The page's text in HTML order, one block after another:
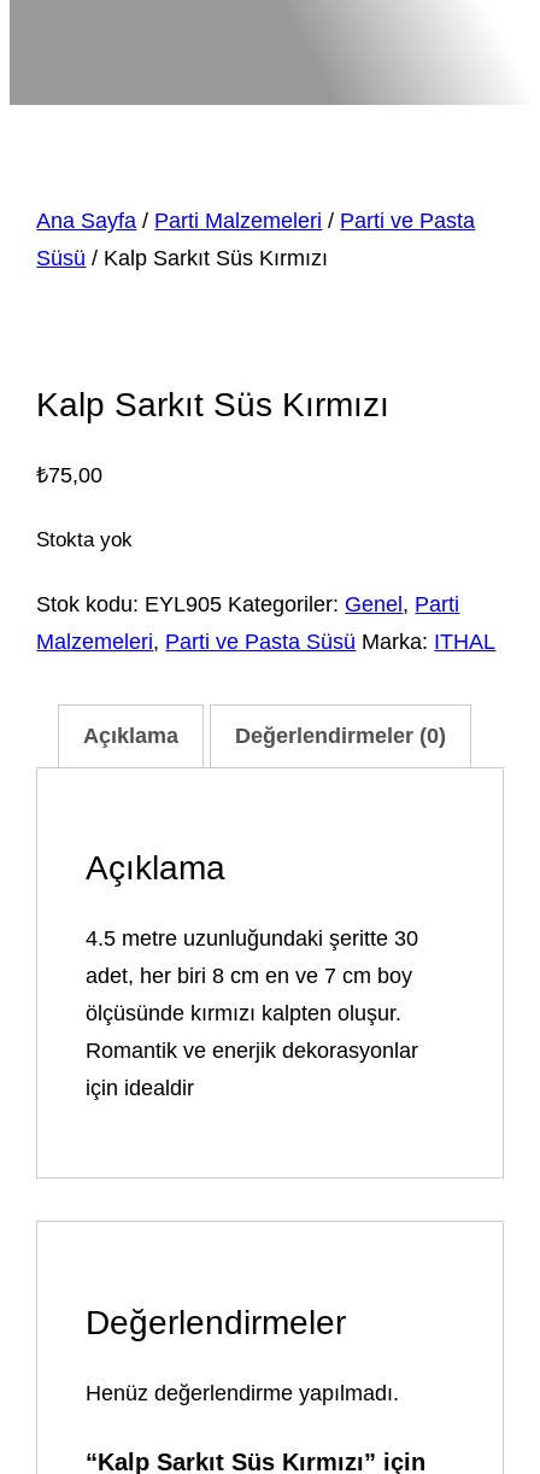
Ana Sayfa / Parti Malzemeleri / Parti ve Pasta
Süsü / Kalp Sarkıt Süs Kırmızı
Kalp Sarkıt Süs Kırmızı
₺75,00
Stokta yok
Stok kodu: EYL905 Kategoriler: Genel, Parti
Malzemeleri, Parti ve Pasta Süsü Marka: ITHAL
Açıklama Değerlendirmeler (0)
Açıklama
4.5 metre uzunluğundaki şeritte 30
adet, her biri 8 cm en ve 7 cm boy
ölçüsünde kırmızı kalpten oluşur.
Romantik ve enerjik dekorasyonlar
için idealdir
Değerlendirmeler
Henüz değerlendirme yapılmadı.
“Kalp Sarkıt Süs Kırmızı” için